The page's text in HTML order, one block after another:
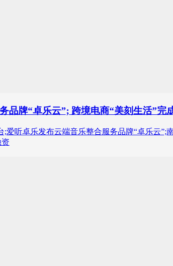
品牌“卓乐云”; 跨境电商“美刻生活”完
听卓乐发布云端音乐整合服务品牌“卓乐云”;